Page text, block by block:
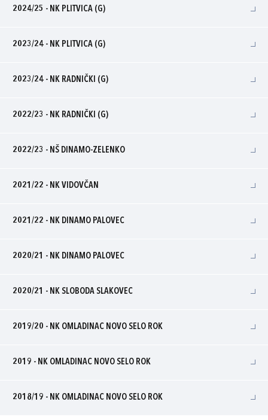
2024/25 - NK PLITVICA (G)
2023/24 - NK PLITVICA (G)
2023/24 - NK RADNIČKI (G)
2022/23 - NK RADNIČKI (G)
2022/23 - NŠ DINAMO-ZELENKO
2021/22 - NK VIDOVČAN
2021/22 - NK DINAMO PALOVEC
2020/21 - NK DINAMO PALOVEC
2020/21 - NK SLOBODA SLAKOVEC
2019/20 - NK OMLADINAC NOVO SELO ROK
2019 - NK OMLADINAC NOVO SELO ROK
2018/19 - NK OMLADINAC NOVO SELO ROK